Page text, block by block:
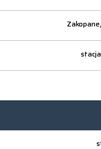
Zakopane,